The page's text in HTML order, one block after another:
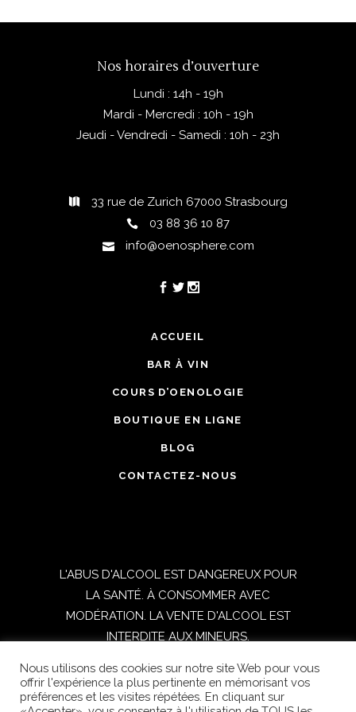
moments festifs ou les
illustrant le savoir-faire du
Nos horaires d’ouverture
Lundi : 14h - 19h
Mardi - Mercredi : 10h - 19h
Jeudi - Vendredi - Samedi : 10h - 23h
33 rue de Zurich 67000 Strasbourg
03 88 36 10 87
info@oenosphere.com
ACCUEIL
BAR À VIN
COURS D’OENOLOGIE
BOUTIQUE EN LIGNE
BLOG
CONTACTEZ-NOUS
L'ABUS D'ALCOOL EST DANGEREUX POUR
LA SANTÉ. À CONSOMMER AVEC
MODÉRATION. LA VENTE D'ALCOOL EST
INTERDITE AUX MINEURS.
TOUS DROITS RESERVES © 2021
OENOSPHERE | Réalisé parDIGITICS|
Nous utilisons des cookies sur notre site Web pour vous
offrir l'expérience la plus pertinente en mémorisant vos
préférences et les visites répétées. En cliquant sur